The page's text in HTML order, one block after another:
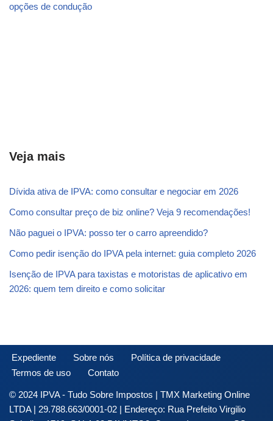
opções de condução
Veja mais
Dívida ativa de IPVA: como consultar e negociar em 2026
Como consultar preço de biz online? Veja 9 recomendações!
Não paguei o IPVA: posso ter o carro apreendido?
Como pedir isenção do IPVA pela internet: guia completo 2026
Isenção de IPVA para taxistas e motoristas de aplicativo em
2026: quem tem direito e como solicitar
Expediente Sobre nós
Política de privacidade
Termos de uso
Contato
© 2024 IPVA - Tudo Sobre Impostos | TMX Marketing Online
LTDA | 29.788.663/0001-02 | Endereço: Rua Prefeito Virgilio